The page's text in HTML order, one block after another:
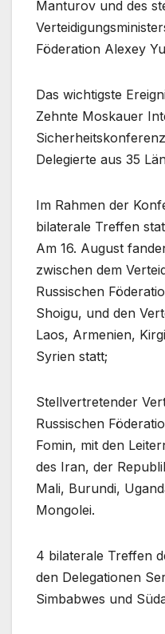
Manturov und des
Föderation Alexey
Das wichtigste
Zehnte Moskauer
Delegierte aus 35
Im Rahmen der
bilaterale Treffen
Am 16. August
zwischen dem
Russischen
Shoigu, und den
Laos, Armenien,
Syrien statt;
Stellvertretender
Russischen
Fomin, mit den
des Iran, der
Mali, Burundi,
Mongolei.
4 bilaterale Treffen
den Delegationen
Simbabwes und